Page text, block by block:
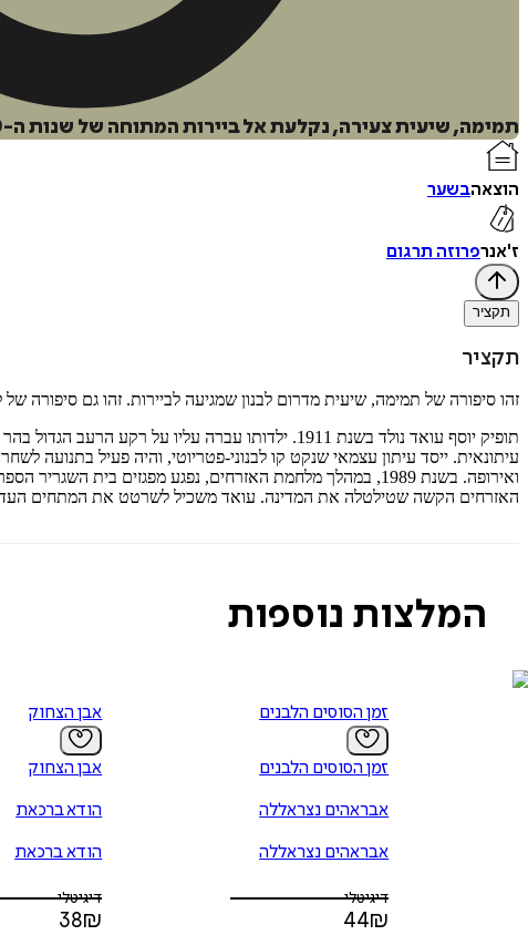
תמימה, שיעית צעירה, נקלעת אל ביירות המתוחה של שנות ה-60 - עיר שסועה המשקפת את גורל לבנון ומחזיקה בתוכה את ניצני מלחמת האזרחים העתידית.
הוצאהבשער
ז'אנרפרוזה תרגום
תקציר
תקציר
זהו סיפורה של תמימה, שיעית מדרום לבנון שמגיעה לביירות. זהו גם סיפורה של לבנון
תופיק יוסף עואד נולד בשנת 1911. ילדותו עברה
עיתונאית. ייסד עיתון עצמאי שנקט קו לבנוני-פטריוטי, והיה פעיל בתנועה
ואירופה. בשנת 1989, במהלך מלחמת האזרחים, נפגע מפגזים בית השגריר הספרדי בלבנון, ועואד, יחד עם בתו הסופרת, שהיתה נשואה לשגריר, נהרגו. את
האזרחים הקשה שטילטלה את המדינה. עואד משכיל לשרטט את המתחים
המלצות נוספות
זמן הסוסים הלבנים
זמן הסוסים הלבנים
אבראהים נצראללה
אבראהים נצראללה
דיגיטלי
44₪
אבן הצחוק
אבן הצחוק
הודא ברכאת
הודא ברכאת
דיגיטלי
38₪